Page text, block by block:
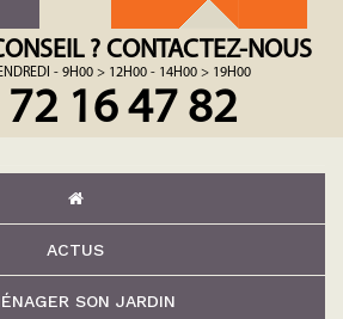
? CONTACTEZ-NOUS
- 9H00 > 12H00 - 14H00 > 19H00
16 47 82
ACTUS
SON JARDIN